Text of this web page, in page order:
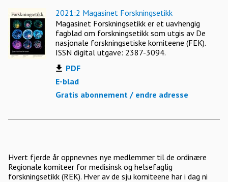
2021:2 Magasinet Forskningsetikk
Magasinet Forskningsetikk er et uavhengig
fagblad om forskningsetikk som utgis av De
nasjonale forskningsetiske komiteene (FEK).
ISSN digital utgave: 2387-3094.
PDF
E-blad
Gratis abonnement / endre adresse
Hvert fjerde år oppnevnes nye medlemmer til de ordinære
Regionale komiteer for medisinsk og helsefaglig
forskningsetikk (REK). Hver av de sju komiteene har i dag ni